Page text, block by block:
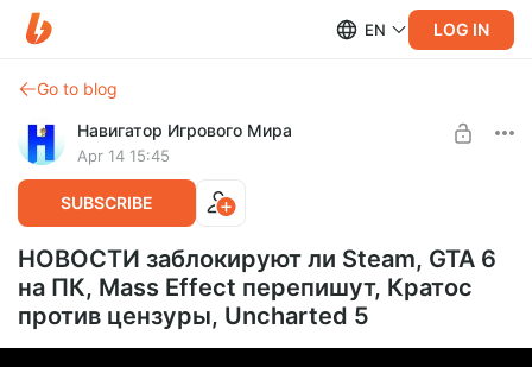
EN LOG IN
Go to blog
Навигатор Игрового Мира
Apr 14 15:45
SUBSCRIBE
НОВОСТИ заблокируют ли Steam, GTA 6
на ПК, Mass Effect перепишут, Кратос
против цензуры, Uncharted 5